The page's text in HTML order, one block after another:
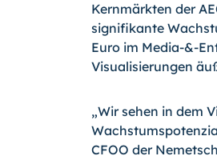
Kernmärkten der
signifikante
Euro im Media-&-
Visualisierungen
„Wir sehen in dem
CFOO der